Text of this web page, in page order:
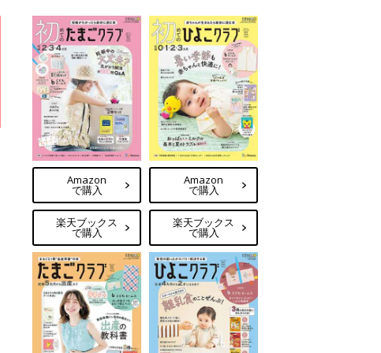
Amazon
で購入
楽天ブックス
で購入
Amazon
で購入
楽天ブックス
で購入